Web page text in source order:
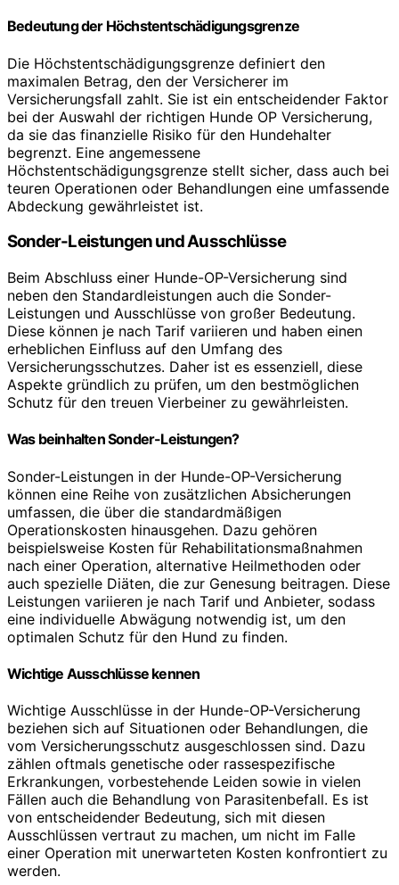
Bedeutung der Höchstentschädigungsgrenze
Die Höchstentschädigungsgrenze definiert den
maximalen Betrag, den der Versicherer im
Versicherungsfall zahlt. Sie ist ein entscheidender Faktor
bei der Auswahl der richtigen Hunde OP Versicherung,
da sie das finanzielle Risiko für den Hundehalter
begrenzt. Eine angemessene
Höchstentschädigungsgrenze stellt sicher, dass auch bei
teuren Operationen oder Behandlungen eine umfassende
Abdeckung gewährleistet ist.
Sonder-Leistungen und Ausschlüsse
Beim Abschluss einer Hunde-OP-Versicherung sind
neben den Standardleistungen auch die Sonder-
Leistungen und Ausschlüsse von großer Bedeutung.
Diese können je nach Tarif variieren und haben einen
erheblichen Einfluss auf den Umfang des
Versicherungsschutzes. Daher ist es essenziell, diese
Aspekte gründlich zu prüfen, um den bestmöglichen
Schutz für den treuen Vierbeiner zu gewährleisten.
Was beinhalten Sonder-Leistungen?
Sonder-Leistungen in der Hunde-OP-Versicherung
können eine Reihe von zusätzlichen Absicherungen
umfassen, die über die standardmäßigen
Operationskosten hinausgehen. Dazu gehören
beispielsweise Kosten für Rehabilitationsmaßnahmen
nach einer Operation, alternative Heilmethoden oder
auch spezielle Diäten, die zur Genesung beitragen. Diese
Leistungen variieren je nach Tarif und Anbieter, sodass
eine individuelle Abwägung notwendig ist, um den
optimalen Schutz für den Hund zu finden.
Wichtige Ausschlüsse kennen
Wichtige Ausschlüsse in der Hunde-OP-Versicherung
beziehen sich auf Situationen oder Behandlungen, die
vom Versicherungsschutz ausgeschlossen sind. Dazu
zählen oftmals genetische oder rassespezifische
Erkrankungen, vorbestehende Leiden sowie in vielen
Fällen auch die Behandlung von Parasitenbefall. Es ist
von entscheidender Bedeutung, sich mit diesen
Ausschlüssen vertraut zu machen, um nicht im Falle
einer Operation mit unerwarteten Kosten konfrontiert zu
werden.